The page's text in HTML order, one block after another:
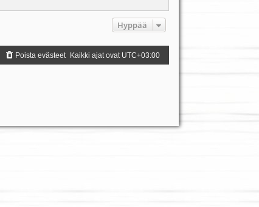
Hyppää
Kaikki ajat ovat UTC+03:00
Poista evästeet